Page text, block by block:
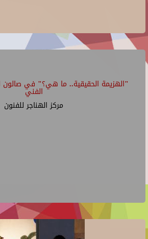
"الهزيمة الحقيقية.. ما هي؟" في صالون
الفني
مركز الهناجر للفنون